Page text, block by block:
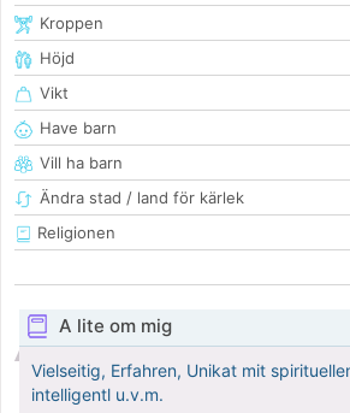
Kroppen
Höjd
Vikt
Have barn
Vill ha barn
Ändra stad / land för kärlek
Religionen
A lite om mig
Vielseitig, Erfahren, Unikat mit
intelligentl u.v.m.